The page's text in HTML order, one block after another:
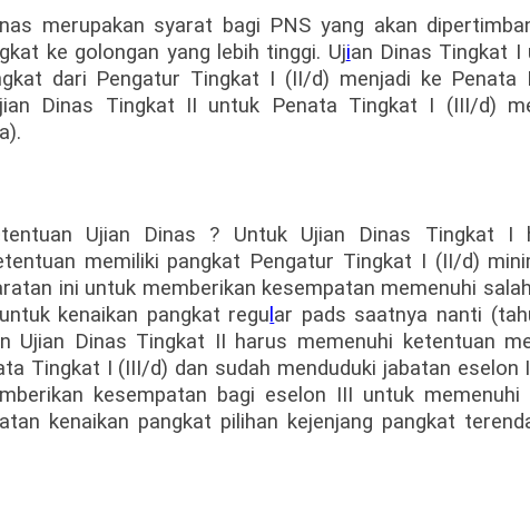
merupakan syarat bagi PNS yang akan
ke golongan yang lebih tinggi. Ujian Dinas Tingkat I
dari Pengatur Tingkat I (II/d) menjadi ke Penata
Dinas Tingkat II untuk Penata Tingkat I (III/d)
Ujian Dinas ? Untuk Ujian Dinas Tingkat I
memiliki pangkat Pengatur Tingkat I (II/d)
ini untuk memberikan kesempatan memenuhi
kenaikan pangkat regu ar pads saatnya nanti
Ujian Dinas Tingkat II harus memenuhi ketentuan
Tingkat I (III/d) dan sudah menduduki jabatan eselon
kesempatan bagi eselon III untuk memenuhi
kenaikan pangkat pilihan kejenjang pangkat